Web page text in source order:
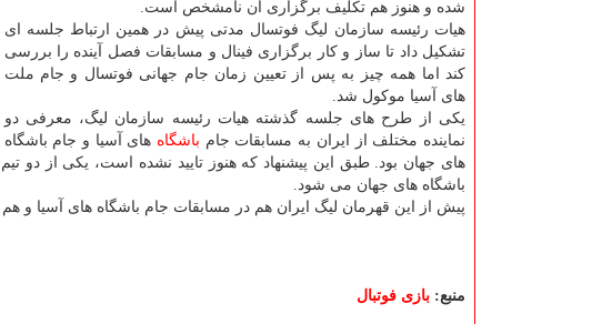
شده و هنوز هم تکلیف برگزاری آن نامشخص است.
هیات رئیسه سازمان لیگ فوتسال مدتی پیش در همین ارتباط جلسه ای
تشکیل داد تا ساز و کار برگزاری فینال و مسابقات فصل آینده را بررسی
کند اما همه چیز به پس از تعیین زمان جام جهانی فوتسال و جام ملت
های آسیا موکول شد.
یکی از طرح های جلسه گذشته هیات رئیسه سازمان لیگ، معرفی دو
نماینده مختلف از ایران به مسابقات جام باشگاه های آسیا و جام باشگاه
های جهان بود. طبق این پیشنهاد که هنوز تایید نشده است، یکی از دو
باشگاه های جهان می شود.
پیش از این قهرمان لیگ ایران هم در مسابقات جام باشگاه های آسیا
منبع: بازی فوتبال